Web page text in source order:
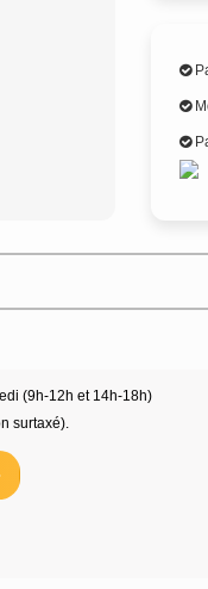
(9h-12h et 14h-18h)
surtaxé).